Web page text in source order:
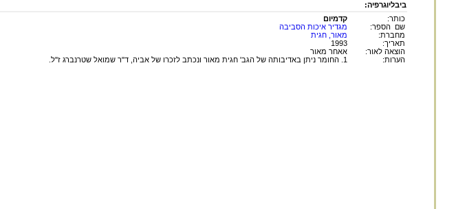
ביבליוגרפיה:
כותר:
קדמיום
שם הספר:
מגדיר איכות הסביבה
מחברת:
מאור, חגית
תאריך:
1993
הוצאה לאור:
אאחר מאור
הערות:
1. החומר ניתן באדיבותה של הגב' חגית מאור ונכתב לזכרו של אביה, ד"ר שמואל שטרנברג ז"ל.